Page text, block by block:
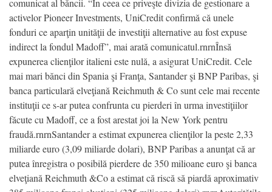
activelor Pioneer Investments, UniCredit confirmă că unele
fonduri ce aparţin unităţii de investiţii alternative au fost expuse
indirect la fondul Madoff”, mai arată comunicatul.rnrnÎnsă
expunerea clienţilor italieni este nulă, a asigurat UniCredit. Cele
mai mari bănci din Spania şi Franţa, Santander şi BNP Paribas, şi
banca particulară elveţiană Reichmuth & Co sunt cele mai recente
instituţii ce s-ar putea confrunta cu pierderi în urma investiţiilor
făcute cu Madoff, ce a fost arestat joi la New York pentru
fraudă.rnrnSantander a estimat expunerea clienţilor la peste 2,33
miliarde euro (3,09 miliarde dolari), BNP Paribas a anunţat că ar
putea înregistra o posibilă pierdere de 350 milioane euro şi banca
elveţiană Reichmuth &Co a estimat că riscă să piardă aproximativ